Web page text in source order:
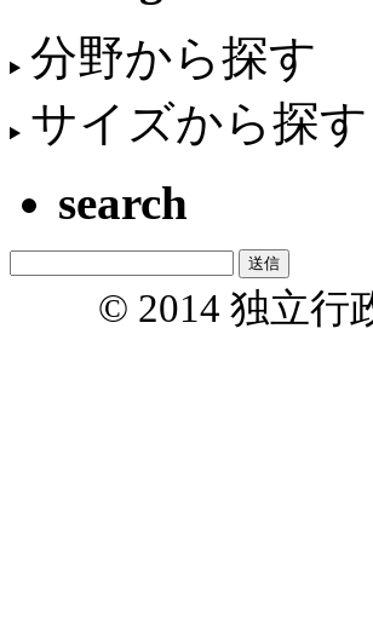
分野から探す
サイズから探す
search
© 2014 独立行